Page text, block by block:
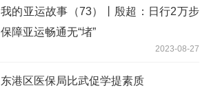
我的亚运故事（73）丨殷超：日行2万步
保障亚运畅通无“堵”
2023-08-27
东港区医保局比武促学提素质